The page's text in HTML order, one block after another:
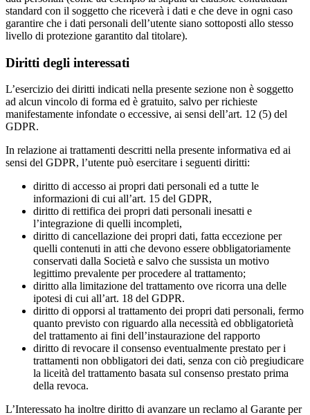
standard con il soggetto che riceverà i dati e che deve in ogni caso
garantire che i dati personali dell’utente siano sottoposti allo stesso
livello di protezione garantito dal titolare).
Diritti degli interessati
L’esercizio dei diritti indicati nella presente sezione non è soggetto
ad alcun vincolo di forma ed è gratuito, salvo per richieste
manifestamente infondate o eccessive, ai sensi dell’art. 12 (5) del
GDPR.
In relazione ai trattamenti descritti nella presente informativa ed ai
sensi del GDPR, l’utente può esercitare i seguenti diritti:
diritto di accesso ai propri dati personali ed a tutte le
informazioni di cui all’art. 15 del GDPR,
diritto di rettifica dei propri dati personali inesatti e
l’integrazione di quelli incompleti,
diritto di cancellazione dei propri dati, fatta eccezione per
quelli contenuti in atti che devono essere obbligatoriamente
conservati dalla Società e salvo che sussista un motivo
legittimo prevalente per procedere al trattamento;
diritto alla limitazione del trattamento ove ricorra una delle
ipotesi di cui all’art. 18 del GDPR.
diritto di opporsi al trattamento dei propri dati personali, fermo
quanto previsto con riguardo alla necessità ed obbligatorietà
del trattamento ai fini dell’instaurazione del rapporto
diritto di revocare il consenso eventualmente prestato per i
trattamenti non obbligatori dei dati, senza con ciò pregiudicare
la liceità del trattamento basata sul consenso prestato prima
della revoca.
L’Interessato ha inoltre diritto di avanzare un reclamo al Garante per